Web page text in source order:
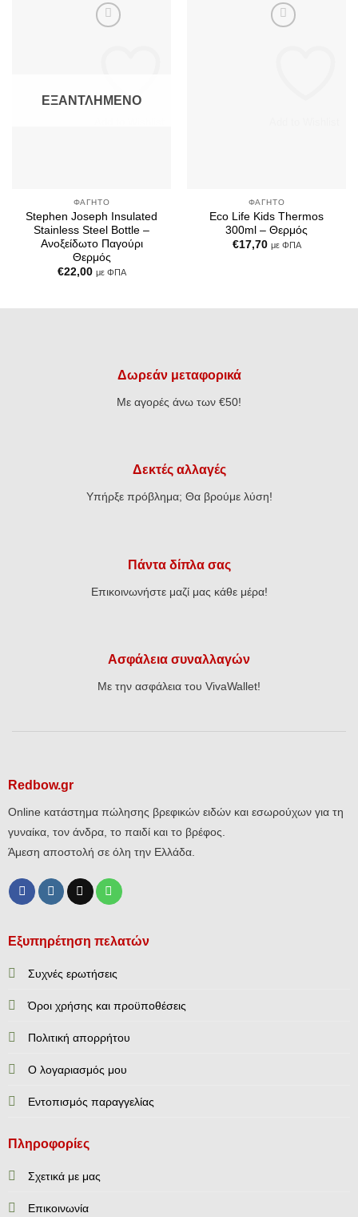
ΕΞΑΝΤΛΗΜΈΝΟ
ΦΑΓΗΤΌ
Stephen Joseph Insulated
Stainless Steel Bottle –
Ανοξείδωτο Παγούρι
Θερμός
€22,00 με ΦΠΑ
ΦΑΓΗΤΌ
Eco Life Kids Thermos
300ml – Θερμός
€17,70 με ΦΠΑ
Δωρεάν μεταφορικά
Με αγορές άνω των €50!
Δεκτές αλλαγές
Υπήρξε πρόβλημα; Θα βρούμε λύση!
Πάντα δίπλα σας
Επικοινωνήστε μαζί μας κάθε μέρα!
Ασφάλεια συναλλαγών
Με την ασφάλεια του VivaWallet!
Redbow.gr
Online κατάστημα πώλησης βρεφικών ειδών και εσωρούχων για τη
γυναίκα, τον άνδρα, το παιδί και το βρέφος.
Άμεση αποστολή σε όλη την Ελλάδα.
Εξυπηρέτηση πελατών
Συχνές ερωτήσεις
Όροι χρήσης και προϋποθέσεις
Πολιτική απορρήτου
Ο λογαριασμός μου
Εντοπισμός παραγγελίας
Πληροφορίες
Σχετικά με μας
Επικοινωνία